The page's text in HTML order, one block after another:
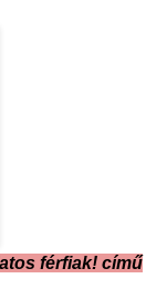
férfiak! című